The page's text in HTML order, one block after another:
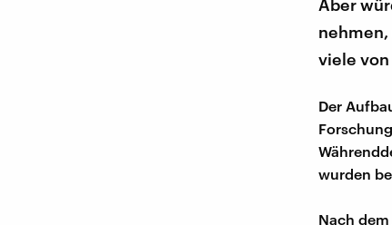
Aber
viele von
Der
wurden
Nach